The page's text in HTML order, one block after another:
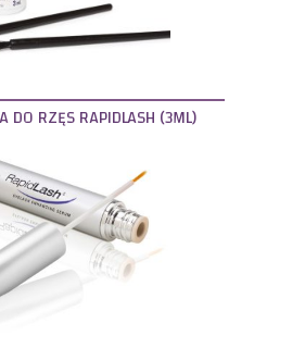
DO RZĘS RAPIDLASH (3ML)